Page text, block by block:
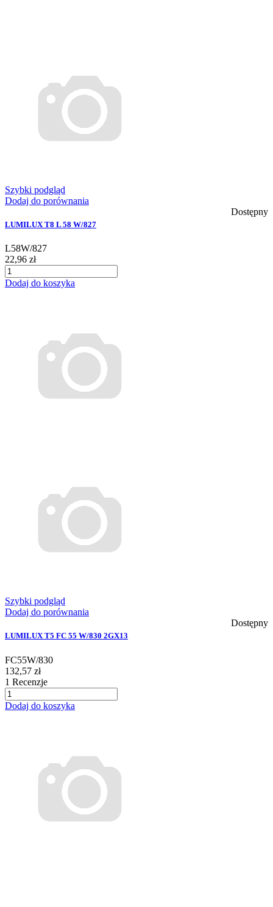
Szybki podgląd
Dodaj do porównania
Dostępny
LUMILUX T8 L 58 W/827
L58W/827
22,96 zł
Dodaj do koszyka
Szybki podgląd
Dodaj do porównania
Dostępny
LUMILUX T5 FC 55 W/830 2GX13
FC55W/830
132,57 zł
1 Recenzje
Dodaj do koszyka